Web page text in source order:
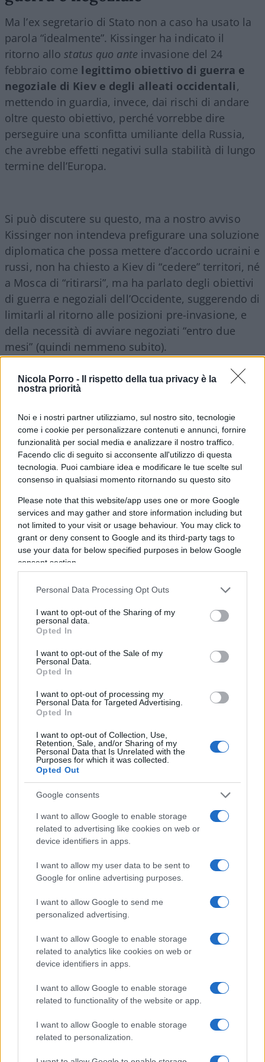
Nicola Porro -
Il rispetto della tua privacy è la
nostra priorità
Noi e i nostri partner utilizziamo, sul nostro sito, tecnologie
come i cookie per personalizzare contenuti e annunci, fornire
funzionalità per social media e analizzare il nostro traffico.
Facendo clic di seguito si acconsente all'utilizzo di questa
tecnologia. Puoi cambiare idea e modificare le tue scelte sul
consenso in qualsiasi momento ritornando su questo sito
Please note that this website/app uses one or more Google
services and may gather and store information including but
not limited to your visit or usage behaviour. You may click to
grant or deny consent to Google and its third-party tags to
use your data for below specified purposes in below Google
consent section.
Personal Data Processing Opt Outs
I want to opt-out of the Sharing of my
personal data.
Opted In
I want to opt-out of the Sale of my
Personal Data.
Opted In
I want to opt-out of processing my
Personal Data for Targeted Advertising.
Opted In
I want to opt-out of Collection, Use,
Retention, Sale, and/or Sharing of my
Personal Data that Is Unrelated with the
Purposes for which it was collected.
Opted Out
Google consents
I want to allow Google to enable storage
related to advertising like cookies on web or
device identifiers in apps.
I want to allow my user data to be sent to
Google for online advertising purposes.
I want to allow Google to send me
personalized advertising.
I want to allow Google to enable storage
related to analytics like cookies on web or
device identifiers in apps.
I want to allow Google to enable storage
related to functionality of the website or app.
I want to allow Google to enable storage
related to personalization.
Ma l’ex segretario di Stato non a caso ha usato la
parola “idealmente”. Kissinger ha indicato il
ritorno allostatus quo ante invasione del 24
febbraio come legittimo obiettivo di guerra e
negoziale di Kiev e degli alleati occidentali,
mettendo in guardia, invece, dai rischi di andare
oltre questo obiettivo, perché vorrebbe dire
perseguire una sconfitta umiliante della Russia,
che avrebbe effetti negativi sulla stabilità di lungo
termine dell’Europa.
Si può discutere su questo, ma a nostro avviso
Kissinger non intendeva prefigurare una soluzione
diplomatica che possa mettere d’accordo ucraini e
russi, non ha chiesto a Kiev di “cedere” territori, né
a Mosca di “ritirarsi”, ma ha parlato degli obiettivi
di guerra e negoziali dell’Occidente, suggerendo di
limitarli al ritorno alle posizioni pre-invasione, e
della necessità di avviare negoziati “entro due
mesi” (quindi nemmeno subito).
Se vogliamo interpretare le sue parole come una
possibile soluzione diplomatica, allora non si può
ignorare che a fronte delle rinunce a cui sarebbe
chiamata Kiev, il sacrificio preteso da Mosca con il
ritorno allostatus quo antesarebbe tale da
determinarne la sconfitta.
Il rischio umiliazione della Russia
Se ad oggi appare ottimistico un ritorno allostatus
quo ante, appare francamente fantascientifico che
l’Ucraina abbia le forze per provare e riprendersi
la Crimea e la parte di Donbass già sotto controllo
dei separatisti al 23 febbraio. L’intransigenza
odierna di Kiev ha una motivazione persino
banale: perché dovrebbe concedere Crimea e
Donbass quando l’aggressione russa è ancora in
corso e non se ne vede la fine?
La preoccupazione di non umiliare la Russia, di
consentire a Putin di “salvare la faccia”, di
lasciargli una “via d’uscita”, ha assunto una certa
centralità nel dibattito occidentale sulla guerra e
tema sembra accomunare filo-russi e
atlantisti. I primi sottolineano il rischio
umiliazione per avvalorare l’accusa agli Usa e alla
Nato di voler prolungare il conflitto e di esserne in
ultima analisi i veri responsabili. I secondi
discutono quale sia il grado di sconfitta di Mosca
desiderabile con una certasuperficialità e
troppo ottimismo .
Gli iniziali fallimenti russi e l’insperata resistenza
ucraina hanno in qualche modo galvanizzato il
fronte occidentale, che ha cominciato a
intravedere la possibilità di infliggere una lezione
a Mosca. Certo, dopo la clamorosa prova di
inefficienza, l’immagine delle forze armate russe è
declassamento del suo status
internazionale, come ha di recente osservato